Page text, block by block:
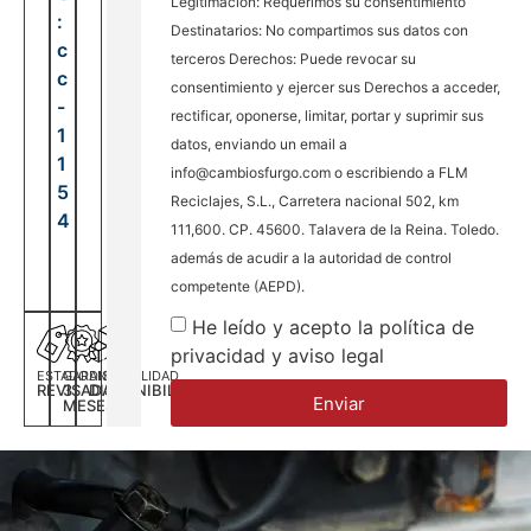
ESTADO
REVISADA
GARANTÍA
3
MESES
DISPONILIDAD
DISPONIBILIDAD
:
c
c
-
1
1
5
4
Destinatarios: No compartimos sus datos con
terceros Derechos: Puede revocar su
consentimiento y ejercer sus Derechos a acceder,
rectificar, oponerse, limitar, portar y suprimir sus
datos, enviando un email a
info@cambiosfurgo.com o escribiendo a FLM
Reciclajes, S.L., Carretera nacional 502, km
111,600. CP. 45600. Talavera de la Reina. Toledo.
además de acudir a la autoridad de control
competente (AEPD).
He leído y acepto la política de
privacidad y aviso legal
Enviar